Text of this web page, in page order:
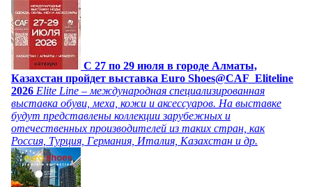
C 27 по 29 июля в городе Алматы,
Казахстан пройдет выставка Euro Shoes@CAF_Eliteline
2026 Elite Line – международная специализированная
выставка обуви, меха, кожи и аксессуаров. На выставке
будут представлены коллекции зарубежных и
отечественных производителей из таких стран, как
Россия, Турция, Германия, Италия, Казахстан и др.